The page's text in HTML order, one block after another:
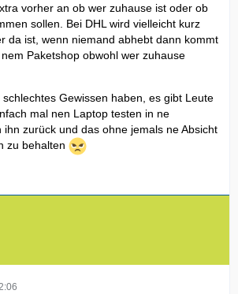
vorher an ob wer zuhause ist oder ob
sollen. Bei DHL wird vielleicht kurz
da ist, wenn niemand abhebt dann kommt
Paketshop obwohl wer zuhause
Gewissen haben, es gibt Leute
mal nen Laptop testen in ne
ihn zurück und das ohne jemals ne Absicht
zu behalten